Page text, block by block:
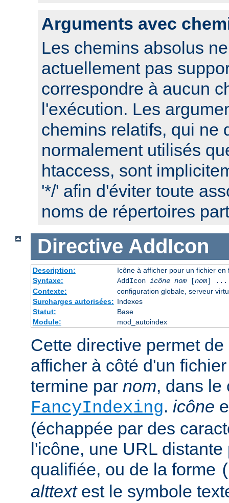
Arguments avec
Les chemins absolus
actuellement pas
correspondre à aucun
l'exécution. Les
chemins relatifs, qui ne
normalement utilisés
htaccess, sont
'*/' afin d'éviter toute
noms de répertoires
Directive AddIcon
Description:
Icône à afficher pour un fichier en
Syntaxe:
AddIcon icône nom[nom] ...
Contexte:
configuration globale, serveur
Surcharges autorisées: Indexes
Statut:
Base
Module:
mod_autoindex
Cette directive permet
afficher à côté d'un
termine par nom, dans le
FancyIndexing. icône
(échappée par des
l'icône, une URL
qualifiée, ou de la forme
alttextest le symbole